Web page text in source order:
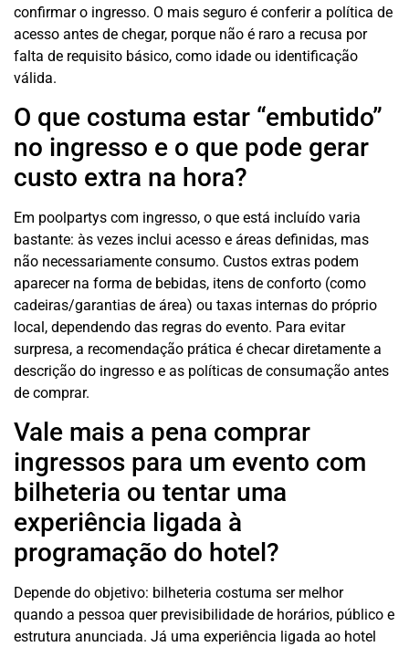
confirmar o ingresso. O mais seguro é conferir a política de
acesso antes de chegar, porque não é raro a recusa por
falta de requisito básico, como idade ou identificação
válida.
O que costuma estar “embutido”
no ingresso e o que pode gerar
custo extra na hora?
Em poolpartys com ingresso, o que está incluído varia
bastante: às vezes inclui acesso e áreas definidas, mas
não necessariamente consumo. Custos extras podem
aparecer na forma de bebidas, itens de conforto (como
cadeiras/garantias de área) ou taxas internas do próprio
local, dependendo das regras do evento. Para evitar
surpresa, a recomendação prática é checar diretamente a
descrição do ingresso e as políticas de consumação antes
de comprar.
Vale mais a pena comprar
ingressos para um evento com
bilheteria ou tentar uma
experiência ligada à
programação do hotel?
Depende do objetivo: bilheteria costuma ser melhor
quando a pessoa quer previsibilidade de horários, público e
estrutura anunciada. Já uma experiência ligada ao hotel